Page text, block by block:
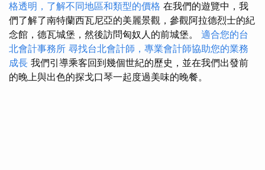
格透明，了解不同地區和類型的價格 在我們的遊覽中，我
們了解了南特蘭西瓦尼亞的美麗景觀，參觀阿拉德烈士的紀
念館，德瓦城堡，然後訪問匈奴人的前城堡。 適合您的台
北會計事務所 尋找台北會計師，專業會計師協助您的業務
成長 我們引導乘客回到幾個世紀的歷史，並在我們出發前
的晚上與出色的探戈口琴一起度過美味的晚餐。